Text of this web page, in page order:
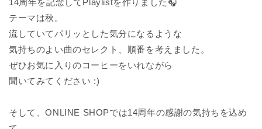
14周年を記念してPlaylistを作りました🎧
テーマは秋。
流していてパリッとした気分になるような
気持ちのよい曲のセレクト、順番を考えました。
ぜひお気に入りのコーヒーをいれながら
聞いてみてください :)
そして、ONLINE SHOPでは14周年の感謝の気持ちを込め